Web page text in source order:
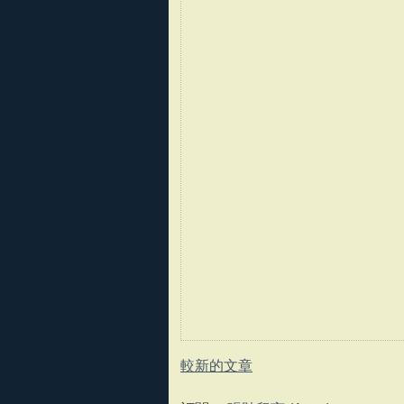
較新的文章